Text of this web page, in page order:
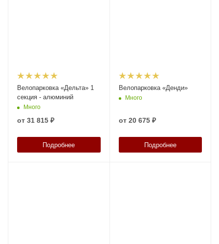
Велопарковка «Дельта» 1
секция - алюминий
Много
от 31 815 ₽
Подробнее
Велопарковка «Денди»
Много
от 20 675 ₽
Подробнее